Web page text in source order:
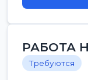
РАБОТА
Требуются